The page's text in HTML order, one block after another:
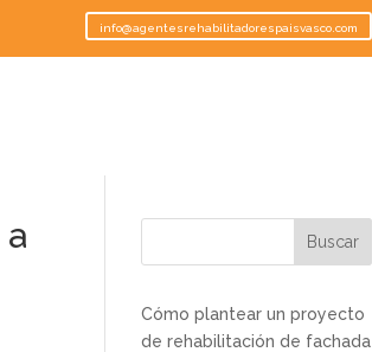
info@agentesrehabilitadorespaisvasco.com
Buscar
Cómo plantear un proyecto
de rehabilitación de fachada